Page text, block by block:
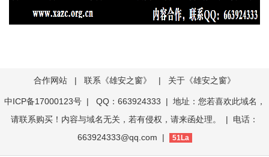
合作网站 | 联系《雄安之窗》 | 关于《雄安之窗》
中ICP备17000123号| QQ：663924333 | 地址：您若喜欢此域名，
请联系购买！内容与域名无关，若有侵权，请来函处理。 | 电话：
663924333@qq.com |
51La